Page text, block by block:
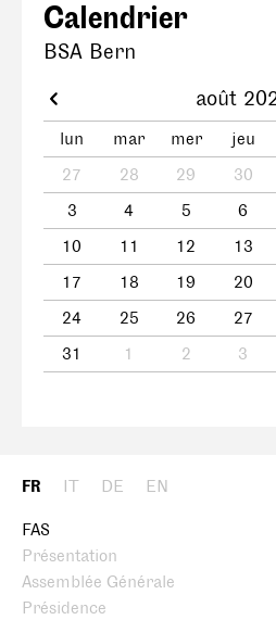
Calendrier
BSA Bern
août
lun mar mer jeu
27
28 29 30
3
4 5 6
10
11 12 13
17
18 19 20
24
25 26 27
31
1 2 3
FR IT DE EN
FAS
Présentation
Assemblée Générale
Présidence